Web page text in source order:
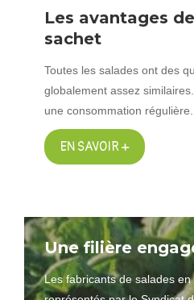
Les avantages
sachet
Toutes les salades ont des
globalement assez
une consommation
EN SAVOIR +
Une filière
Les fabricants de salades